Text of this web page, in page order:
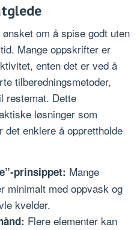
om å spise godt uten
Mange oppskrifter er
enten det er ved å
tilberedningsmetoder,
restemat. Dette
løsninger som
det enklere å opprettholde
prinsippet: Mange
minimalt med oppvask og
kvelder.
Flere elementer kan